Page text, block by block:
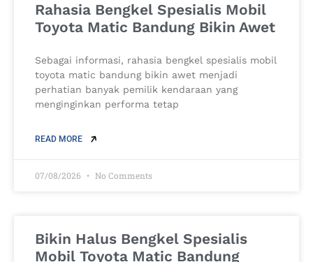
Rahasia Bengkel Spesialis Mobil
Toyota Matic Bandung Bikin Awet
Sebagai informasi, rahasia bengkel spesialis mobil
toyota matic bandung bikin awet menjadi
perhatian banyak pemilik kendaraan yang
menginginkan performa tetap
READ MORE
07/08/2026 No Comments
Bikin Halus Bengkel Spesialis
Mobil Toyota Matic Bandung